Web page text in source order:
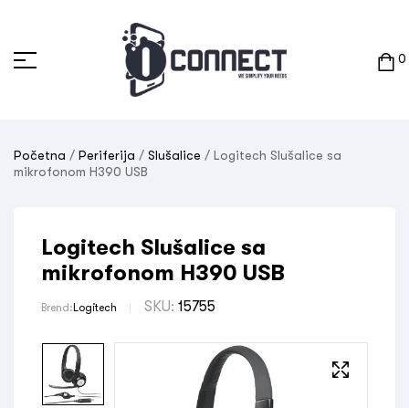
0
Početna / Periferija / Slušalice / Logitech Slušalice sa
mikrofonom H390 USB
Logitech Slušalice sa
mikrofonom H390 USB
Brend: Logitech SKU: 15755